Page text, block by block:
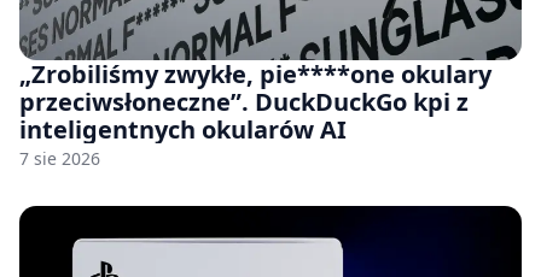
„Zrobiliśmy zwykłe, pie****one okulary
przeciwsłoneczne”. DuckDuckGo kpi z
inteligentnych okularów AI
7 sie 2026